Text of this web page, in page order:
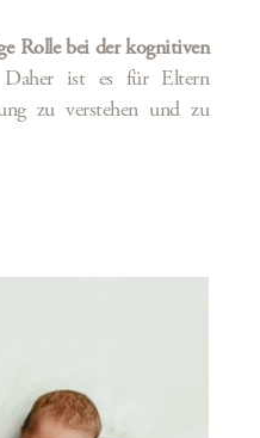
Rolle bei der kognitiven
ist es für Eltern
zu verstehen und zu